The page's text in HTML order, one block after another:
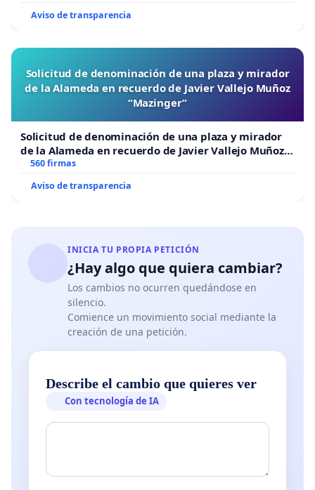
Aviso de transparencia
Solicitud de denominación de una plaza y mirador
de la Alameda en recuerdo de Javier Vallejo Muñoz
“Mazinger”
Solicitud de denominación de una plaza y mirador
de la Alameda en recuerdo de Javier Vallejo Muñoz
“Mazinger”
560 firmas
Aviso de transparencia
INICIA TU PROPIA PETICIÓN
¿Hay algo que quiera cambiar?
Los cambios no ocurren quedándose en
silencio.
Comience un movimiento social mediante la
creación de una petición.
Describe el cambio que quieres ver
Con tecnología de IA